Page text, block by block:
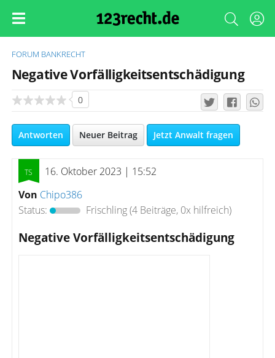
FORUM BANKRECHT
Negative Vorfälligkeitsentschädigung
0
Antworten Neuer Beitrag Jetzt Anwalt fragen
16. Oktober 2023 | 15:52
Von Chipo386
Status:
Frischling(4 Beiträge, 0x hilfreich)
Negative Vorfälligkeitsentschädigung